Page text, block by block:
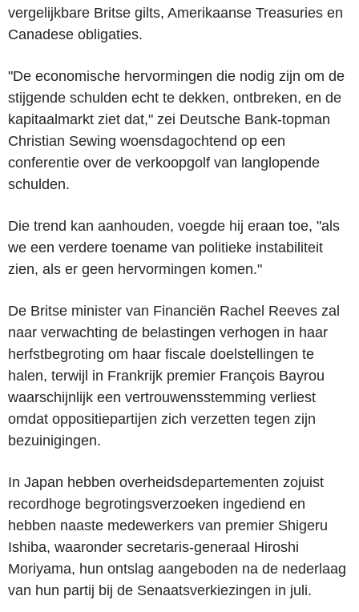
vergelijkbare Britse gilts, Amerikaanse Treasuries en
Canadese obligaties.
"De economische hervormingen die nodig zijn om de
stijgende schulden echt te dekken, ontbreken, en de
kapitaalmarkt ziet dat," zei Deutsche Bank-topman
Christian Sewing woensdagochtend op een
conferentie over de verkoopgolf van langlopende
schulden.
Die trend kan aanhouden, voegde hij eraan toe, "als
we een verdere toename van politieke instabiliteit
zien, als er geen hervormingen komen."
De Britse minister van Financiën Rachel Reeves zal
naar verwachting de belastingen verhogen in haar
herfstbegroting om haar fiscale doelstellingen te
halen, terwijl in Frankrijk premier François Bayrou
waarschijnlijk een vertrouwensstemming verliest
omdat oppositiepartijen zich verzetten tegen zijn
bezuinigingen.
In Japan hebben overheidsdepartementen zojuist
recordhoge begrotingsverzoeken ingediend en
hebben naaste medewerkers van premier Shigeru
Ishiba, waaronder secretaris-generaal Hiroshi
Moriyama, hun ontslag aangeboden na de nederlaag
van hun partij bij de Senaatsverkiezingen in juli.